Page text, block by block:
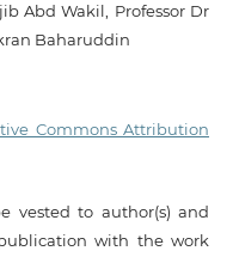
Abd Wakil, Professor Dr
Baharuddin
Commons Attribution
vested to author(s) and
with the work